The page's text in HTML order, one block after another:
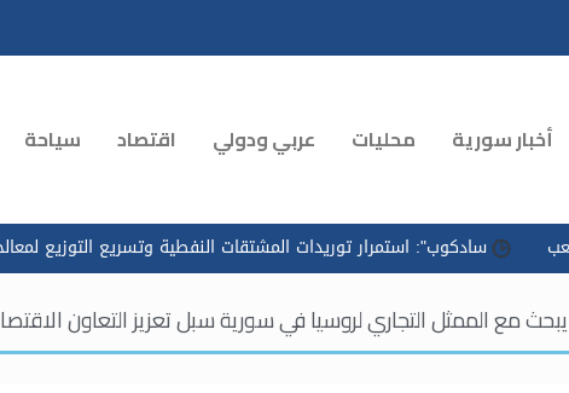
أخبار سورية محليات عربي ودولي اقتصاد سياحة
سادكوب": استمرار توريدات المشتقات النفطية وتسريع التوزيع
مع الممثل التجاري لروسيا في سورية سبل تعزيز التعاون